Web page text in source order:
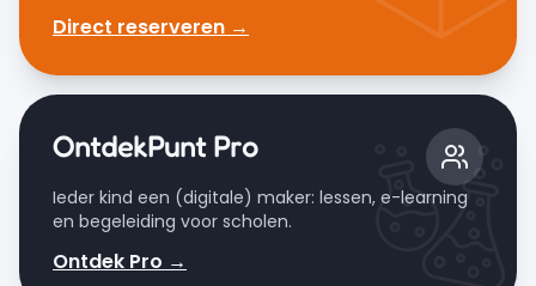
Direct reserveren →
OntdekPunt Pro
Ieder kind een (digitale) maker: lessen, e-learning
en begeleiding voor scholen.
Ontdek Pro →